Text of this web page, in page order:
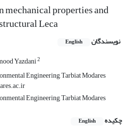
mechanical properties and
Leca
نویسندگان English
Yazdani2
Engineering, Tarbiat Modares
Engineering, Tarbiat Modares
چکیده
English